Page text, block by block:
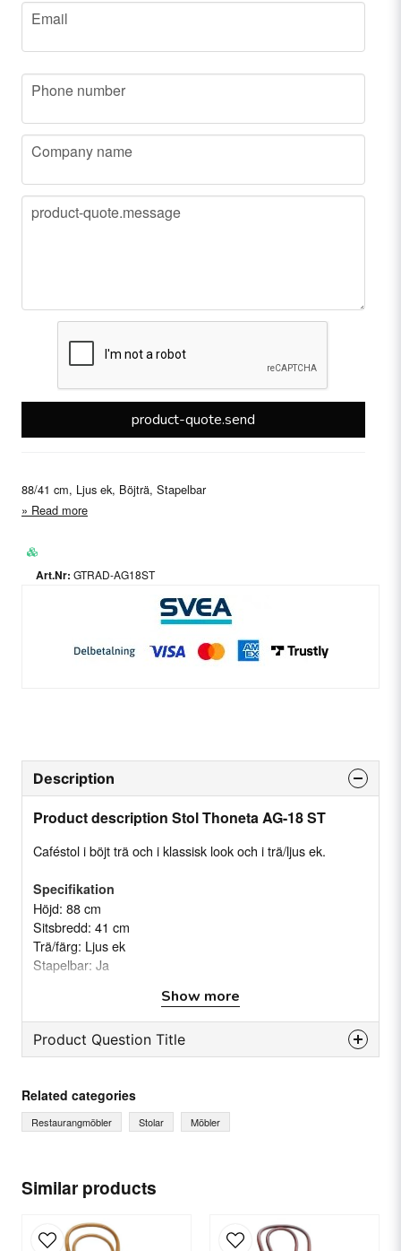
email
Email
phone
Phone number
company
Company name
message
product-quote.message
product-quote.send
88/41 cm, Ljus ek, Böjträ, Stapelbar
Read more
GTRAD-AG18ST
Similar products
Description
Product description Stol Thoneta AG-18 ST
Caféstol i böjt trä och i klassisk look och i trä/ljus ek.
Specifikation
Höjd: 88 cm
Sitsbredd: 41 cm
Trä/färg: Ljus ek
Stapelbar: Ja
Show more
Product Question Title
Ask us something about this product...
Name
email
Related categories
Restaurangmöbler Stolar Möbler